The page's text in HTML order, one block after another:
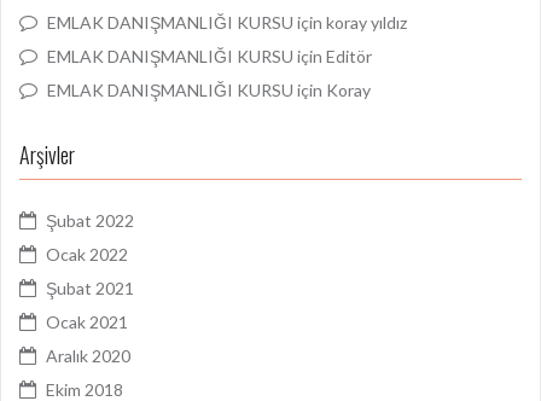
EMLAK DANIŞMANLIĞI KURSU için koray yıldız
EMLAK DANIŞMANLIĞI KURSU için Editör
EMLAK DANIŞMANLIĞI KURSU için Koray
Arşivler
Şubat 2022
Ocak 2022
Şubat 2021
Ocak 2021
Aralık 2020
Ekim 2018